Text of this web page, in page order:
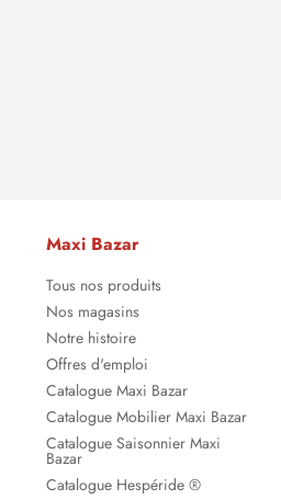
Maxi Bazar
Tous nos produits
Nos magasins
Notre histoire
Offres d'emploi
Catalogue Maxi Bazar
Catalogue Mobilier Maxi Bazar
Catalogue Saisonnier Maxi
Bazar
Catalogue Hespéride ®